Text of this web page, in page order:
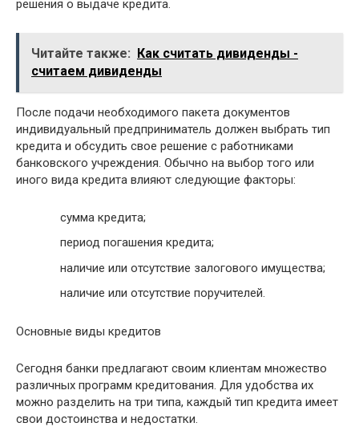
решения о выдаче кредита.
Читайте также:
Как считать дивиденды -
считаем дивиденды
После подачи необходимого пакета документов
индивидуальный предприниматель должен выбрать тип
кредита и обсудить свое решение с работниками
банковского учреждения. Обычно на выбор того или
иного вида кредита влияют следующие факторы:
сумма кредита;
период погашения кредита;
наличие или отсутствие залогового имущества;
наличие или отсутствие поручителей.
Основные виды кредитов
Сегодня банки предлагают своим клиентам множество
различных программ кредитования. Для удобства их
можно разделить на три типа, каждый тип кредита имеет
свои достоинства и недостатки.